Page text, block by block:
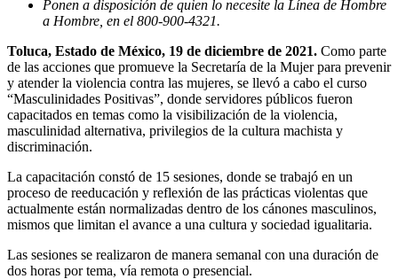
Ponen a disposición de quien lo necesite la Línea de Hombre
a Hombre, en el 800-900-4321.
Toluca, Estado de México, 19 de diciembre de 2021. Como parte
de las acciones que promueve la Secretaría de la Mujer para prevenir
y atender la violencia contra las mujeres, se llevó a cabo el curso
“Masculinidades Positivas”, donde servidores públicos fueron
capacitados en temas como la visibilización de la violencia,
masculinidad alternativa, privilegios de la cultura machista y
discriminación.
La capacitación constó de 15 sesiones, donde se trabajó en un
proceso de reeducación y reflexión de las prácticas violentas que
actualmente están normalizadas dentro de los cánones masculinos,
mismos que limitan el avance a una cultura y sociedad igualitaria.
Las sesiones se realizaron de manera semanal con una duración de
dos horas por tema, vía remota o presencial.